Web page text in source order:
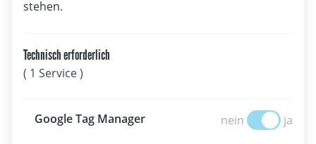
Prettner/Flachberger und Farese/Zöchling beenden Olympia-
Test auf Rang acht
Spitzensport
09.08.2026
stehen.
Technisch erforderlich
( 1 Service )
Google Tag Manager nein
Google Tag ja